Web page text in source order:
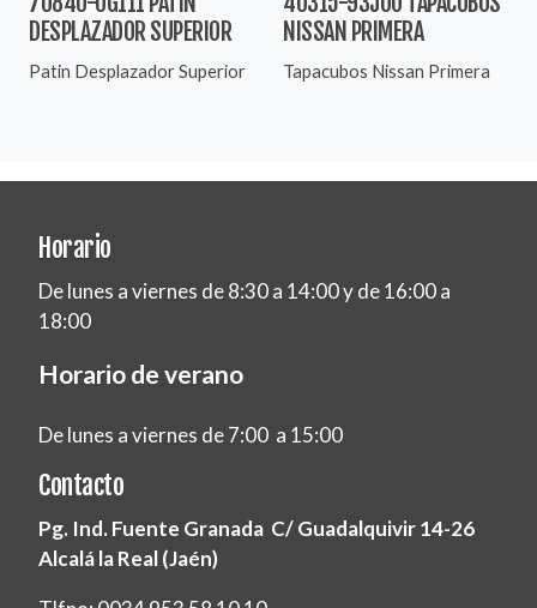
DESPLAZADOR SUPERIOR
Patin Desplazador Superior
NISSAN PRIMERA
Tapacubos Nissan Primera
Horario
De lunes a viernes de 8:30 a 14:00 y de 16:00 a
18:00
Horario de verano
De lunes a viernes de 7:00 a 15:00
Contacto
Pg. Ind. Fuente Granada C/ Guadalquivir 14-26
Alcalá la Real (Jaén)